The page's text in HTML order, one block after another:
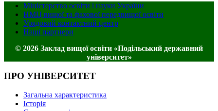
Міністерство освіти і науки України
НМЦ вищої та фахової передвищої освіти
Урядовий контактний центр
Наші партнери
© 2026 Заклад вищої освіти «Подільський державний
університет»
ПРО УНІВЕРСИТЕТ
Загальна характеристика
Історія